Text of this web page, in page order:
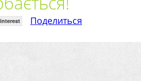
Поделиться